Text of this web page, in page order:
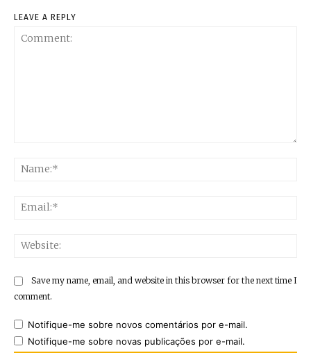
LEAVE A REPLY
Save my name, email, and website in this browser for the next time I
comment.
Notifique-me sobre novos comentários por e-mail.
Notifique-me sobre novas publicações por e-mail.